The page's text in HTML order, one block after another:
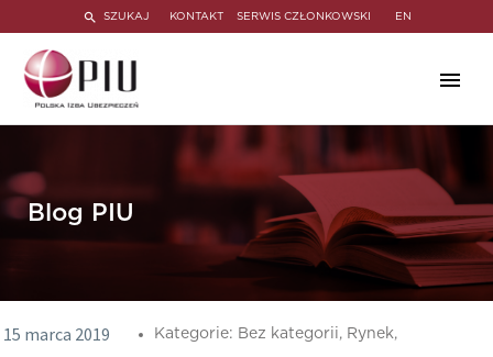
SZUKAJ KONTAKT SERWIS CZŁONKOWSKI EN
Blog PIU
15 marca 2019 Kategorie: Bez kategorii, Rynek,